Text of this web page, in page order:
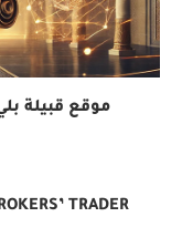
موقع قبيلة
TRADER